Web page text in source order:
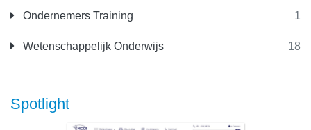
Ondernemers Training 1
Wetenschappelijk Onderwijs 18
Spotlight